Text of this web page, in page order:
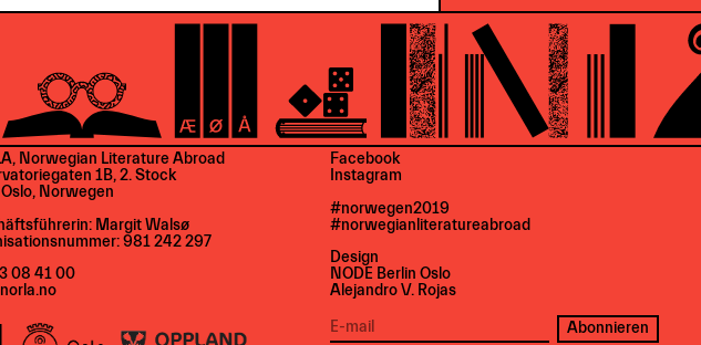
Norwegian Literature Abroad
1B, 2. Stock
Norwegen
Margit Walsø
981 242 297
08 41 00
Facebook
Instagram
#norwegen2019
#norwegianliteratureabroad
Design
NODE Berlin Oslo
Alejandro V. Rojas
Abonnieren